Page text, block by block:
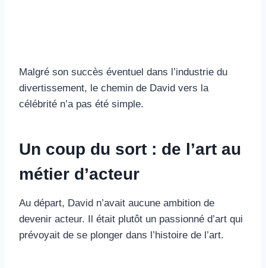
Malgré son succès éventuel dans l’industrie du
divertissement, le chemin de David vers la
célébrité n’a pas été simple.
Un coup du sort : de l’art au
métier d’acteur
Au départ, David n’avait aucune ambition de
devenir acteur. Il était plutôt un passionné d’art qui
prévoyait de se plonger dans l’histoire de l’art.